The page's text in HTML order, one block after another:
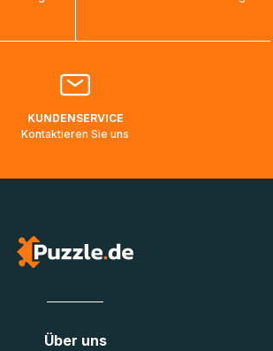
denKundenservicefalls Ihr Paket
oder Europa mehrere Tage
KUNDENSERVICE
Kontaktieren Sie uns
Über uns